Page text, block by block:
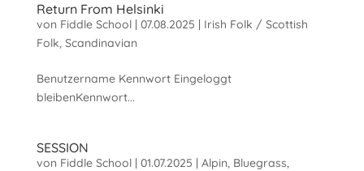
Return From Helsinki
von Fiddle School| 07.08.2025 | Irish Folk / Scottish
Folk, Scandinavian
Benutzername Kennwort Eingeloggt
bleibenKennwort...
SESSION
von Fiddle School| 01.07.2025 | Alpin, Bluegrass,